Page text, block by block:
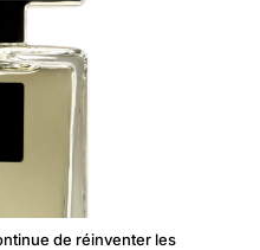
de réinventer les